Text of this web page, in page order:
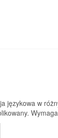
językowa w